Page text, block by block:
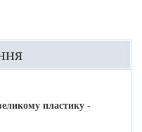
пластику -